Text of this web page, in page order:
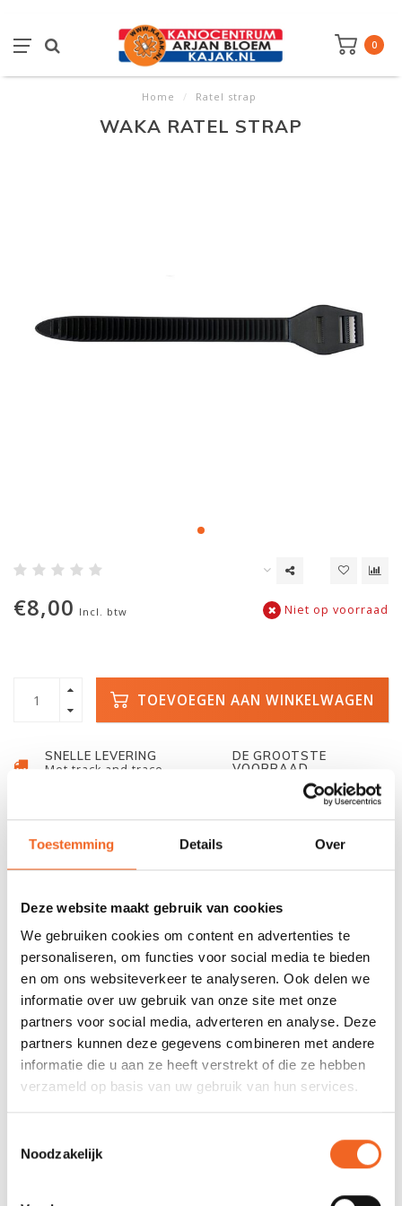
Toestemming Details Over
Deze website maakt gebruik van cookies
We gebruiken cookies om content en advertenties te
personaliseren, om functies voor social media te bieden
en om ons websiteverkeer te analyseren. Ook delen we
informatie over uw gebruik van onze site met onze
partners voor social media, adverteren en analyse. Deze
partners kunnen deze gegevens combineren met andere
informatie die u aan ze heeft verstrekt of die ze hebben
verzameld op basis van uw gebruik van hun services.
Noodzakelijk
0
Home / Ratel strap
WAKA RATEL STRAP
€8,00 Incl. btw Niet op voorraad
TOEVOEGEN AAN WINKELWAGEN
SNELLE LEVERING
Met track and trace
DE GROOTSTE
VOORRAAD
Duizenden kano's op
678 GOOGLE REVIEWS
Beoordeling 4,8/5
sterren
PROEFVAART
Bij onze showroom
INFORMATIE
Deze ratel strap is geschikt voor de Waka rugsteun ratels. Dit
product wordt per stuk geleverd.
REVIEWS